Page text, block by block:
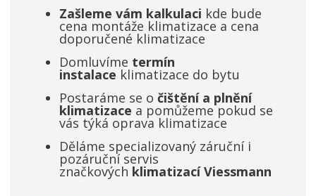
Zašleme vám kalkulaci kde bude
cena montáže klimatizace a cena
doporučené klimatizace
Domluvíme termín
instalace klimatizace do bytu
Postaráme se o čištění a plnění
klimatizace a pomůžeme pokud se
vás týká oprava klimatizace
Děláme specializovaný záruční i
pozáruční servis
značkových klimatizací Viessmann ​